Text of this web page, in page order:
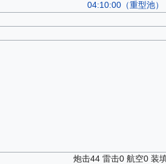
04:10:00（重型池）
炮击44 雷击0 航空0 装